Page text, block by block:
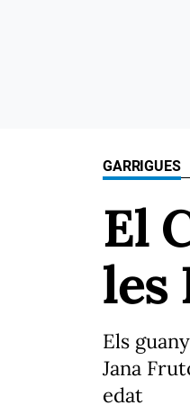
GARRIGUES
El
les
Els
Jana
edat